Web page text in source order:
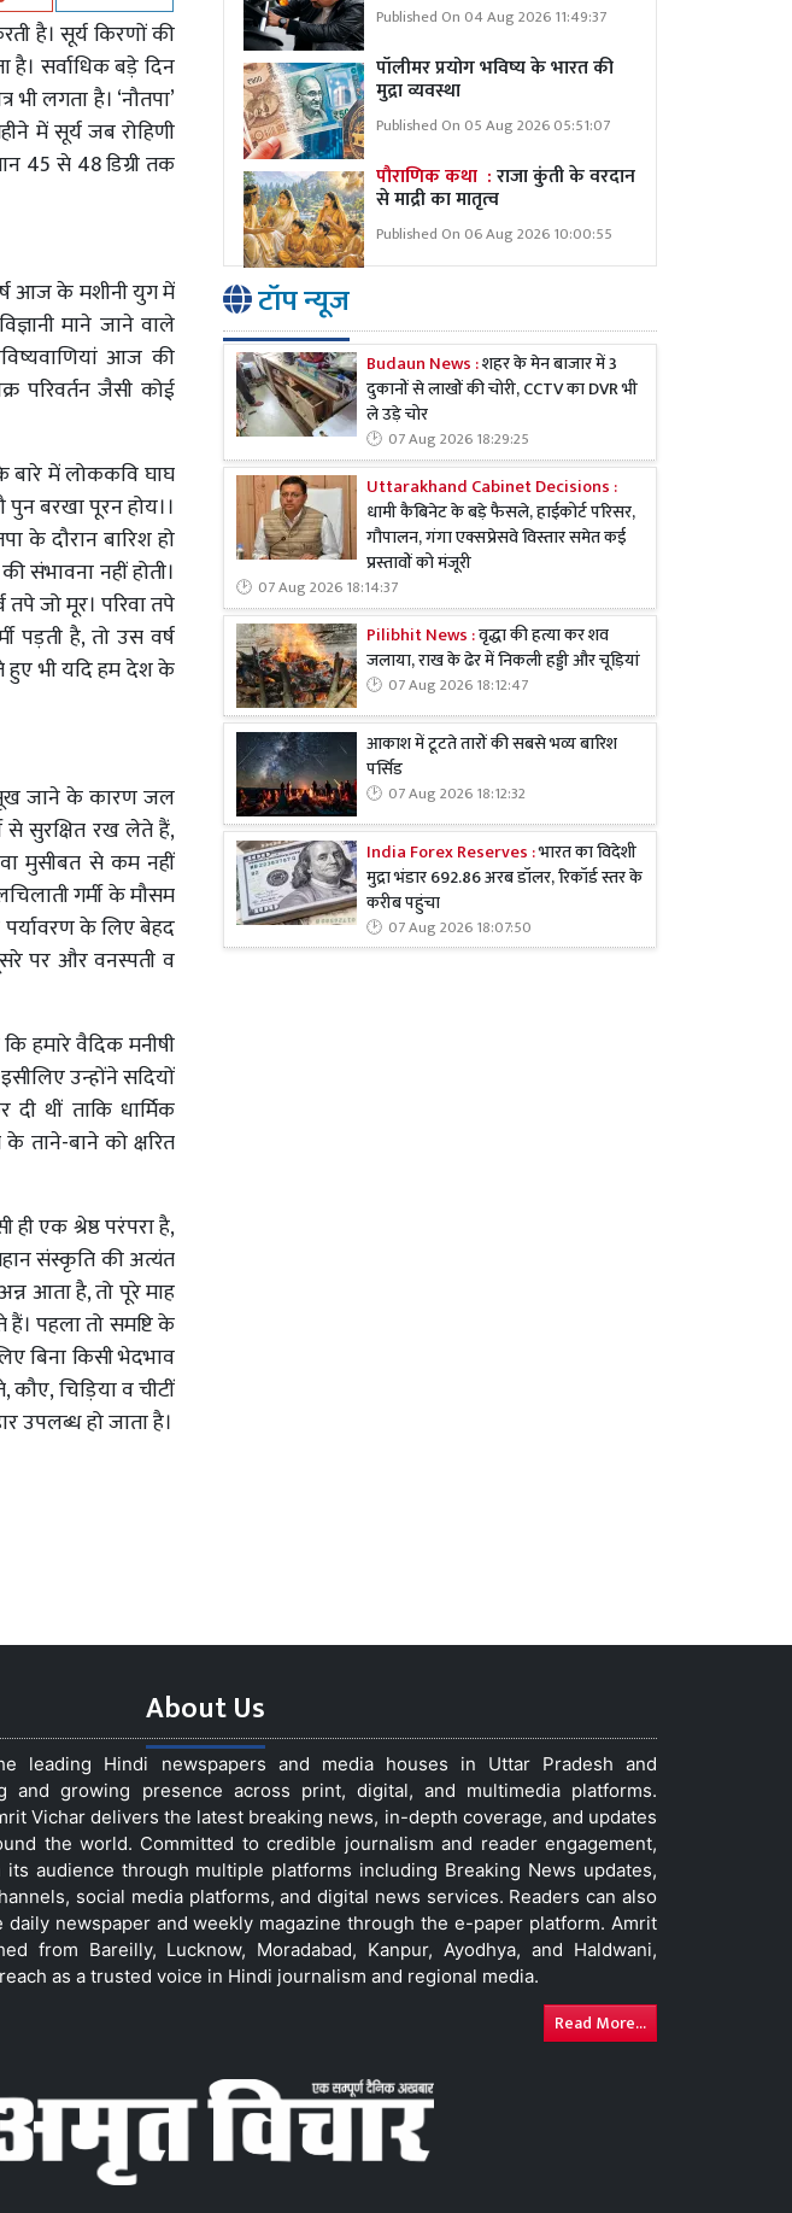
है। सूर्य किरणों की
है। सर्वाधिक बड़े दिन
भी लगता है। ‘नौतपा’
में सूर्य जब रोहिणी
45 से 48 डिग्री तक
आज के मशीनी युग में
माने जाने वाले
आज की
परिवर्तन जैसी कोई
बारे में लोककवि घाघ
बरखा पूरन होय।।
के दौरान बारिश हो
संभावना नहीं होती।
जो मूर। परिवा तपे
पड़ती है, तो उस वर्ष
हुए भी यदि हम देश के
सूख जाने के कारण जल
से सुरक्षित रख लेते हैं,
मुसीबत से कम नहीं
गर्मी के मौसम
पर्यावरण के लिए बेहद
पर और वनस्पती व
हमारे वैदिक मनीषी
उन्होंने सदियों
थीं ताकि धार्मिक
ताने-बाने को क्षरित
एक श्रेष्ठ परंपरा है,
संस्कृति की अत्यंत
आता है, तो पूरे माह
पहला तो समष्टि के
बिना किसी भेदभाव
चिड़िया व चीटीं
हो जाता है।
Published On 04 Aug 2026 11:49:37
पॉलीमर प्रयोग भविष्य के भारत की
मुद्रा व्यवस्था
Published On 05 Aug 2026 05:51:07
पौराणिक कथा :राजा कुंती के वरदान
से माद्री का मातृत्व
Published On 06 Aug 2026 10:00:55
टॉप न्यूज
Budaun News :शहर के मेन बाजार में 3
दुकानों से लाखों की चोरी, CCTV का DVR भी
ले उड़े चोर
07 Aug 2026 18:29:25
Uttarakhand Cabinet Decisions :
धामी कैबिनेट के बड़े फैसले, हाईकोर्ट परिसर,
गौपालन, गंगा एक्सप्रेसवे विस्तार समेत कई
प्रस्तावों को मंजूरी
07 Aug 2026 18:14:37
Pilibhit News :वृद्धा की हत्या कर शव
जलाया, राख के ढेर में निकली हड्डी और चूड़ियां
07 Aug 2026 18:12:47
आकाश में टूटते तारों की सबसे भव्य बारिश
पर्सिड
07 Aug 2026 18:12:32
India Forex Reserves :भारत का विदेशी
मुद्रा भंडार 692.86 अरब डॉलर, रिकॉर्ड स्तर के
करीब पहुंचा
07 Aug 2026 18:07:50
About Us
leading Hindi newspapers and media houses in Uttar Pradesh and
and growing presence across print, digital, and multimedia platforms.
Vichar delivers the latest breaking news, in-depth coverage, and updates
the world. Committed to credible journalism and reader engagement,
audience through multiple platforms including Breaking News updates,
social media platforms, and digital news services. Readers can also
newspaper and weekly magazine through the e-paper platform. Amrit
from Bareilly, Lucknow, Moradabad, Kanpur, Ayodhya, and Haldwani,
as a trusted voice in Hindi journalism and regional media.
Read More...